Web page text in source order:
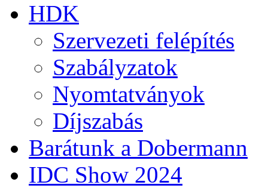
HDK
Szervezeti felépítés
Szabályzatok
Nyomtatványok
Díjszabás
Barátunk a Dobermann
IDC Show 2024